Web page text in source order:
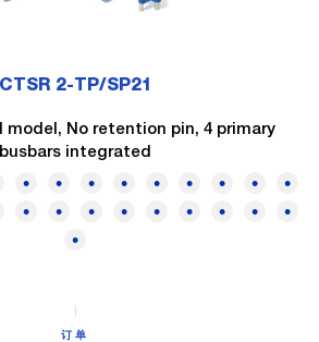
CTSR 2-TP/SP21
model, No retention pin, 4 primary
busbars integrated
订单